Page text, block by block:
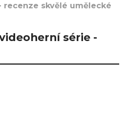
recenze skvělé umělecké
série -